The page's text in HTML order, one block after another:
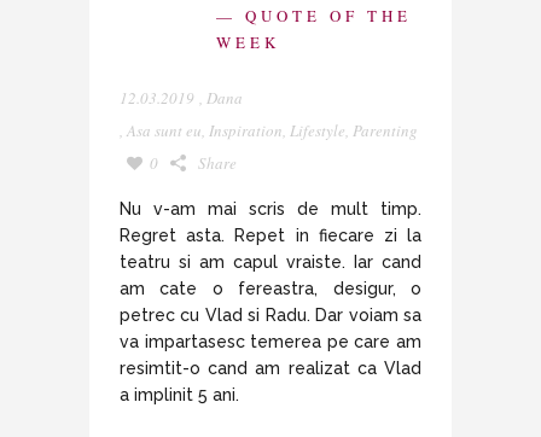
— QUOTE OF THE
WEEK
12.03.2019 , Dana
, Asa sunt eu, Inspiration, Lifestyle, Parenting
0
Share
Nu v-am mai scris de mult timp.
Regret asta. Repet in fiecare zi la
teatru si am capul vraiste. Iar cand
am cate o fereastra, desigur, o
petrec cu Vlad si Radu. Dar voiam sa
va impartasesc temerea pe care am
resimtit-o cand am realizat ca Vlad
a implinit 5 ani.